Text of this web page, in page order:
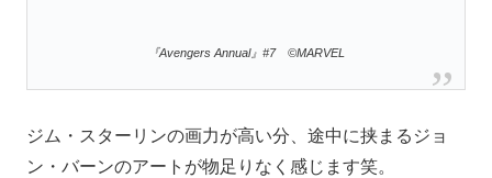
『Avengers Annual』#7 ©MARVEL
ジム・スターリンの画力が高い分、途中に挟まるジョ
ン・バーンのアートが物足りなく感じます笑。